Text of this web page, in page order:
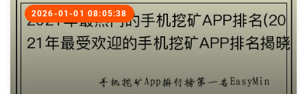
2026-01-01 08:05:38